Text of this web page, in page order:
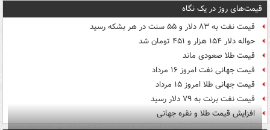
قیمت‌های روز در یک نگاه
قیمت نفت به ۸۳ دلار و ۵۵ سنت در هر بشکه رسید
حواله دلار ۱۵۴ هزار و ۴۵۱ تومان شد
قیمت طلا صعودی ماند
قیمت جهانی نفت امروز ۱۶ مرداد
قیمت جهانی طلا امروز ۱۵ مرداد
قیمت نفت برنت به ۷۹ دلار رسید
افزایش قیمت طلا و نقره جهانی